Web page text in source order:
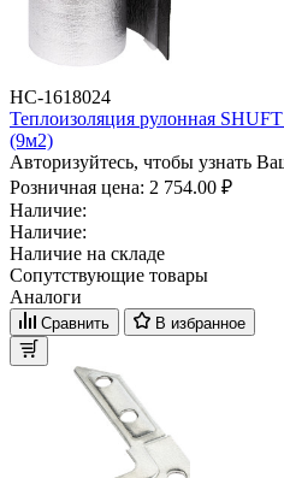
НС-1618024
Теплоизоляция рулонная
(9м2)
Авторизуйтесь, чтобы узнать
Розничная цена: 2 754.00 ₽
Наличие:
Наличие:
Наличие на складе
Сопутствующие товары
Аналоги
Сравнить В избранное